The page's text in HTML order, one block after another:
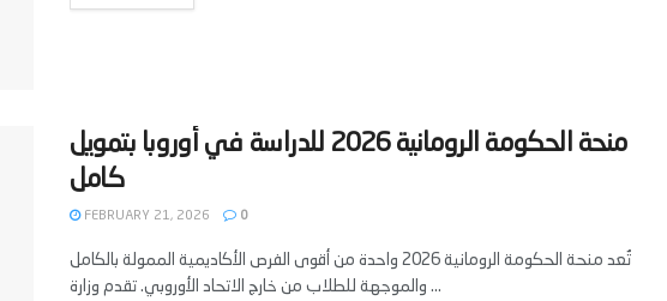
‫منحة الحكومة الرومانية 2026 للدراسة في أوروبا بتمويل
كامل‬
FEBRUARY 21, 2026 0
تُعد منحة الحكومة الرومانية 2026 واحدة من أقوى الفرص الأكاديمية الممولة بالكامل
والموجهة للطلاب من خارج الاتحاد الأوروبي. تقدم وزارة ...